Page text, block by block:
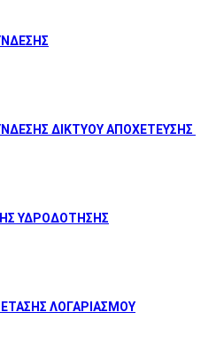
ΔΙΚΤΥΟΥ ΑΠΟΧΕΤΕΥΣΗΣ
ΥΔΡΟΔΟΤΗΣΗΣ
ΛΟΓΑΡΙΑΣΜΟΥ